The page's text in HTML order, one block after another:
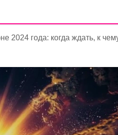
2024 года: когда ждать, к